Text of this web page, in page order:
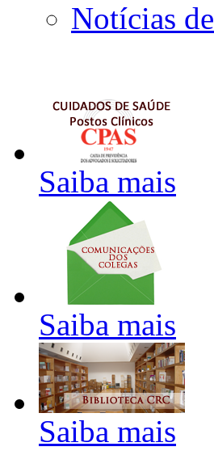
Notícias
Saiba mais
Saiba mais
Saiba mais